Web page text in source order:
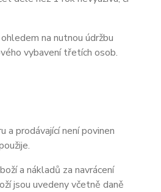
na nutnou údržbu
vybavení třetích osob.
prodávající není povinen
a nákladů za navrácení
jsou uvedeny včetně daně